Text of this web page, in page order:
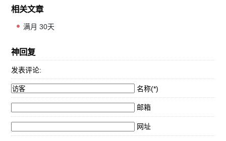
相关文章
满月 30天
神回复
发表评论:
名称(*)
邮箱
网址